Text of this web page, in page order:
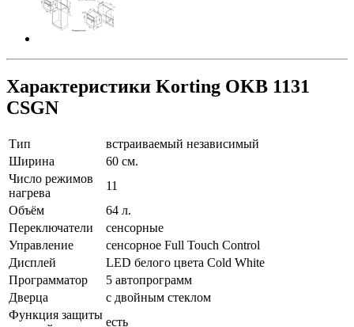
Характеристики Korting OKB 1131
CSGN
Тип
встраиваемый независимый
Ширина
60 см.
Число режимов
нагрева
11
Объём
64 л.
Переключатели
сенсорные
Управление
сенсорное Full Touch Control
Дисплей
LED белого цвета Cold White
Программатор
5 автопрограмм
Дверца
с двойным стеклом
Функция защиты
есть